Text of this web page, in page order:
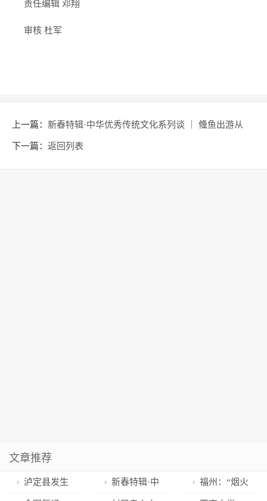
责任编辑 邓翔
审核 杜军
上一篇： 新春特辑·中华优秀传统文化系列谈 ｜ 儵鱼出游从
容，“鱼之乐”庆有余
下一篇： 返回列表
文章推荐
泸定县发生 新春特辑·中 福州：“烟火